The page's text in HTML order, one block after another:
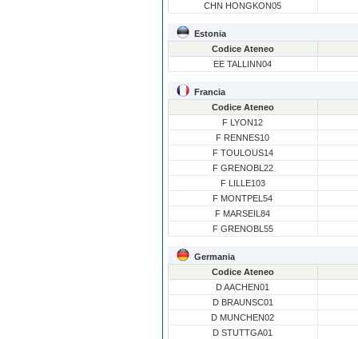
CHN HONGKON05
Estonia
Codice Ateneo
EE TALLINN04
Francia
Codice Ateneo
F LYON12
F RENNES10
F TOULOUS14
F GRENOBL22
F LILLE103
F MONTPEL54
F MARSEIL84
F GRENOBL55
Germania
Codice Ateneo
D AACHEN01
D BRAUNSC01
D MUNCHEN02
D STUTTGA01